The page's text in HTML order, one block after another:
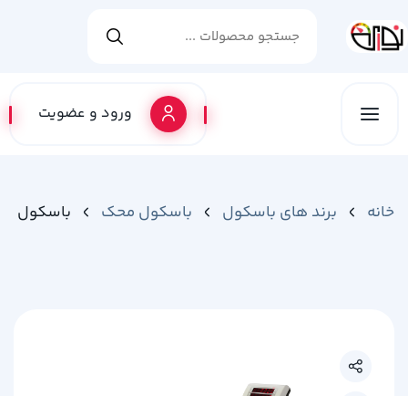
ورود و عضویت
خانه برند های باسکول باسکول محک باسکول محک